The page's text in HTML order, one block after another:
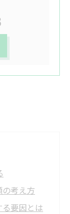
考え方
要因とは